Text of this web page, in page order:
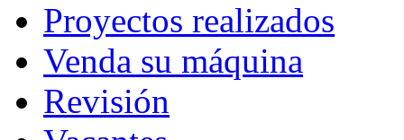
Proyectos realizados
Venda su máquina
Revisión